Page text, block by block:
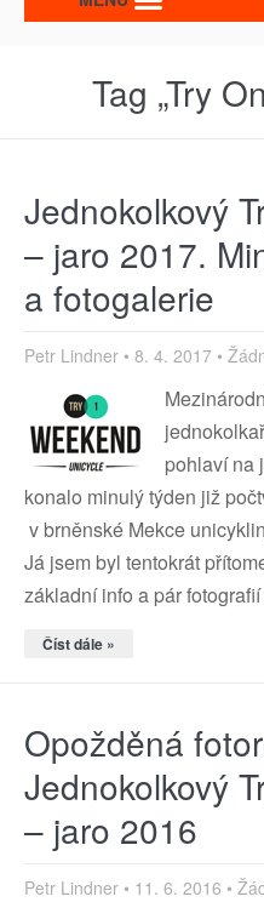
Tag „Try
Jednokolkový
– jaro 2017.
a fotogalerie
Petr Lindner 8. 4. 2017
pohlaví na
konalo minulý týden již
v brněnské Mekce
Já jsem byl tentokrát
základní info a pár
Číst dále »
Opožděná
Jednokolkový
– jaro 2016
Petr Lindner 11. 6. 2016